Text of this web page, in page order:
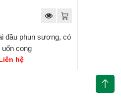
đầu phun sương, có
uốn cong
Liên hệ